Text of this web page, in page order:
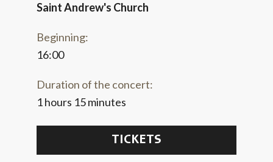
Saint Andrew's Church
Beginning:
16:00
Duration of the concert:
1 hours 15 minutes
TICKETS